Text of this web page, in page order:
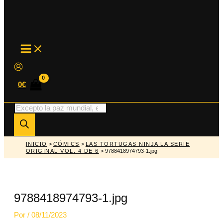
MAIN
MENU
0€
Búsqueda
de
productos
INICIO > CÓMICS > LAS TORTUGAS NINJA LA SERIE
ORIGINAL VOL. 4 DE 6 > 9788418974793-1.jpg
9788418974793-1.jpg
Por / 08/11/2023